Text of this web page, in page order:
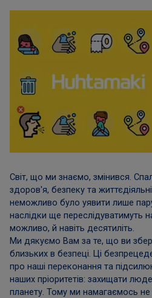
Світ, що ми знаємо, змінився.
здоров'я, безпеку та
неможливо було уявити лише
наслідки ще переслідуватимуть
можливо, й навіть десятиліть.
Ми дякуємо Вам за те, що ви
близьких в безпеці. Ці
про наші переконання та
наших пріоритетів: захищати
планету. Тому ми намагаємось не